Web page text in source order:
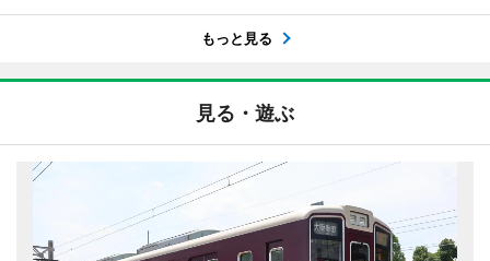
もっと見る
見る・遊ぶ